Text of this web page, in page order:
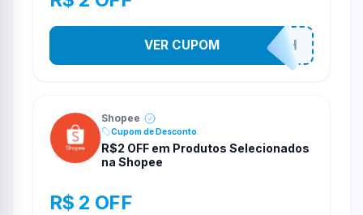
VNOXHEDSH
VER CUPOM
Shopee
Cupom de Desconto
R$2 OFF em Produtos Selecionados
na Shopee
R$ 2 OFF